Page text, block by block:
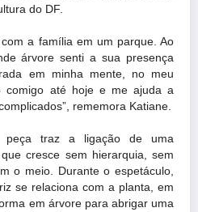
do DF.
com a família em um parque. Ao
árvore senti a sua presença
em minha mente, no meu
comigo até hoje e me ajuda a
rememora Katiane.
peça traz a ligação de uma
cresce sem hierarquia, sem
o meio. Durante o espetáculo,
se relaciona com a planta, em
em árvore para abrigar uma